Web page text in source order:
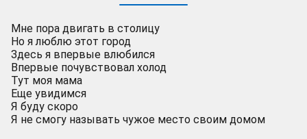
Мне пора двигать в столицу
Но я люблю этот город
Здесь я впервые влюбился
Впервые почувствовал холод
Тут моя мама
Еще увидимся
Я буду скоро
Я не смогу называть чужое место своим домом